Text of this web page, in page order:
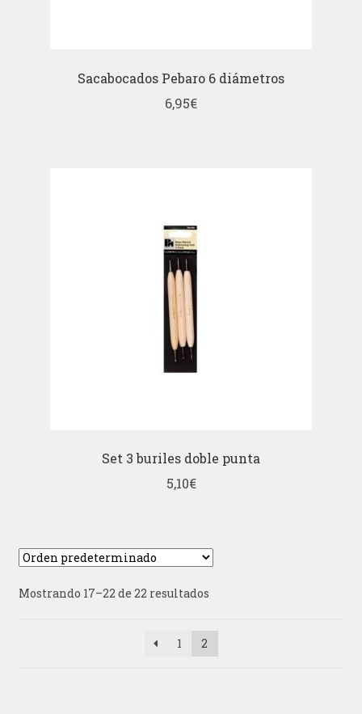
Sacabocados Pebaro 6 diámetros
6,95€
Set 3 buriles doble punta
5,10€
Mostrando 17–22 de 22 resultados
1 2